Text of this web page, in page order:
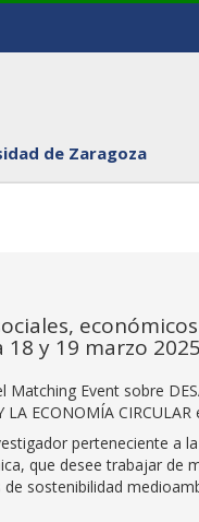
de Zaragoza
y 19 marzo 2025
Event sobre
ECONOMÍA
perteneciente a
que desee trabajar de
sostenibilidad